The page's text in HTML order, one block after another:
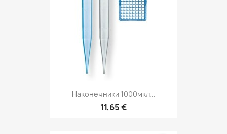
Наконечники 1000мкл...
11,65 €